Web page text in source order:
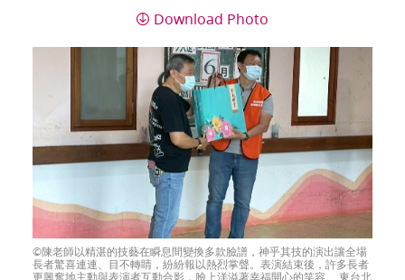
Download Photo
陳老師以精湛的技藝在瞬息間變換多款臉譜，神乎其技的演出讓全場
長者驚喜連連、目不轉睛，紛紛報以熱烈掌聲。表演結束後，許多長者
更興奮地主動與表演者互動合影，臉上洋溢著幸福開心的笑容。 東台北